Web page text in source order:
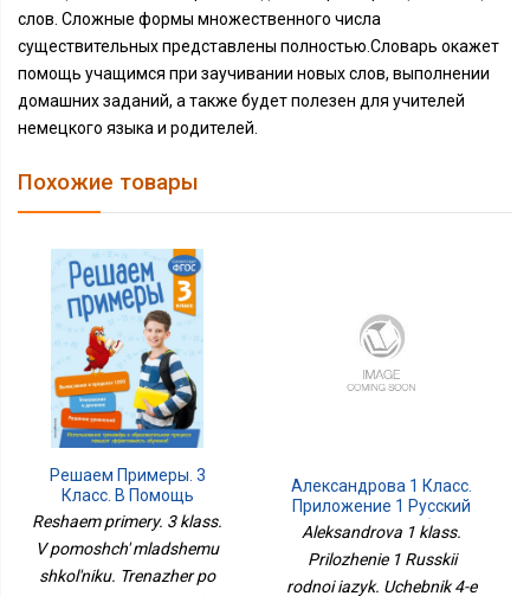
слов. Сложные формы множественного числа
существительных представлены полностью.Словарь окажет
помощь учащимся при заучивании новых слов, выполнении
домашних заданий, а также будет полезен для учителей
немецкого языка и родителей.
Похожие товары
Решаем Примеры. 3
Класс. В Помощь
Младшему Школьнику.
Тренажер По
Математике (обложка)_
Reshaem primery. 3 klass.
V pomoshch' mladshemu
shkol'niku. Trenazher po
Александрова 1 Класс.
Приложение 1 Русский
Родной Язык. Учебник 4-
Aleksandrova 1 klass.
Prilozhenie 1 Russkii
rodnoi iazyk. Uchebnik 4-e